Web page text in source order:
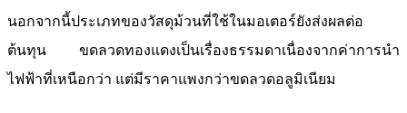
นอกจากนี้ประเภทของวัสดุม้วนที่ใช้ในมอเตอร์ยังส่งผลต่อ
ต้นทุน ขดลวดทองแดงเป็นเรื่องธรรมดาเนื่องจากค่าการนำ
ไฟฟ้าที่เหนือกว่า แต่มีราคาแพงกว่าขดลวดอลูมิเนียม